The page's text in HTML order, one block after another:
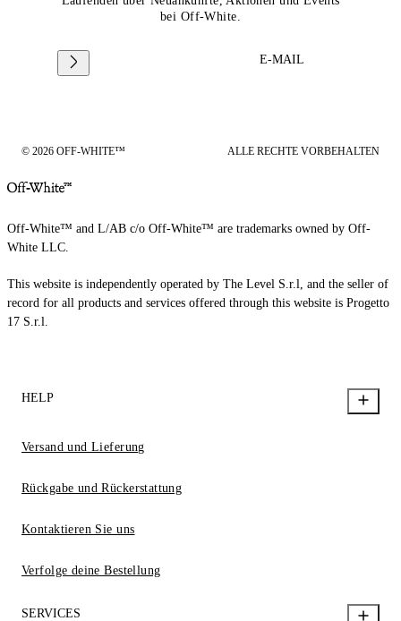
bei Off-White.
E-MAIL
© 2026 OFF-WHITE™ ALLE RECHTE VORBEHALTEN
Off-White™ and L/AB c/o Off-White™ are trademarks owned by Off-
White LLC.
This website is independently operated by The Level S.r.l, and the seller of
record for all products and services offered through this website is Progetto
17 S.r.l.
HELP
Versand und Lieferung
Rückgabe und Rückerstattung
Kontaktieren Sie uns
Verfolge deine Bestellung
SERVICES